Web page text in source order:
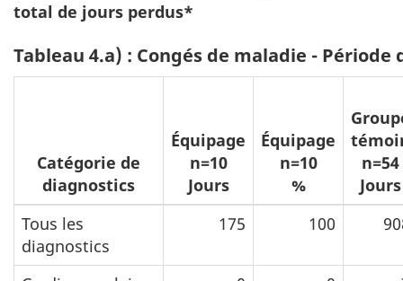
total de jours perdus*
Tableau 4.a) : Congés de maladie - Période
Catégorie de
diagnostics
Équipage
n=10
Jours
Équipage
n=10
%
n=54
Jours
Tous les
diagnostics
175 100